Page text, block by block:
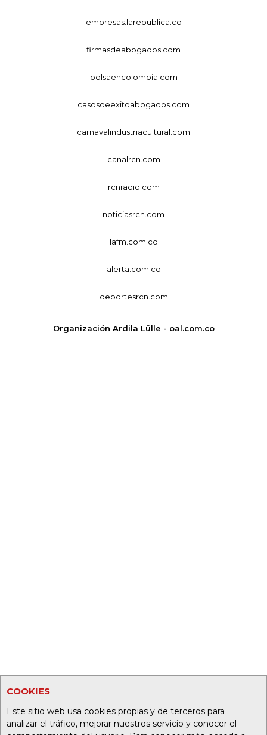
COOKIES
Este sitio web usa cookies propias y de terceros para
analizar el tráfico, mejorar nuestros servicio y conocer el
empresas.larepublica.co
firmasdeabogados.com
bolsaencolombia.com
casosdeexitoabogados.com
carnavalindustriacultural.com
canalrcn.com
rcnradio.com
noticiasrcn.com
lafm.com.co
alerta.com.co
deportesrcn.com
Organización Ardila Lülle - oal.com.co